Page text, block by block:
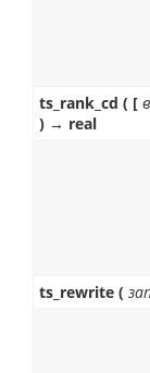
ts_rank_cd ( [
) → real
ts_rewrite (